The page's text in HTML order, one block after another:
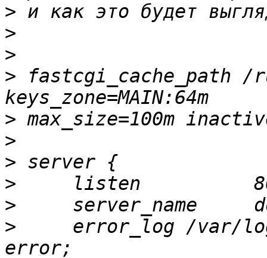
>
>
>
> fastcgi_cache_path /
>
>
>
>
>
>
error_log /var/